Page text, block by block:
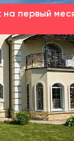
на первый